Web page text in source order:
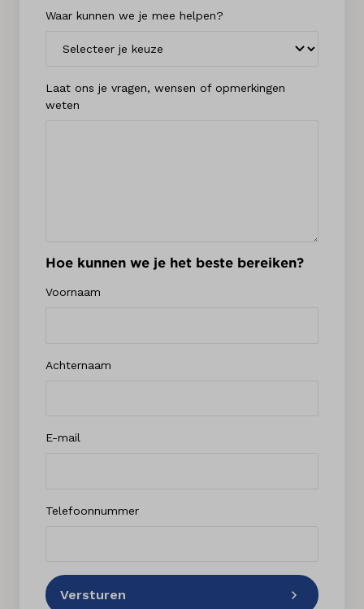
Waar kunnen we je mee helpen?
Laat ons je vragen, wensen of opmerkingen
weten
Hoe kunnen we je het beste bereiken?
Voornaam
Achternaam
E-mail
Telefoonnummer
Versturen